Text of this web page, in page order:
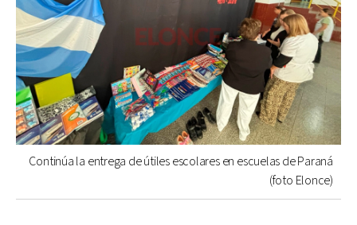
Continúa la entrega de útiles escolares en escuelas de Paraná
(foto Elonce)